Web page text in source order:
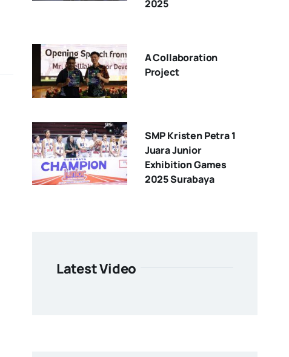
2025
A Collaboration
Project
SMP Kristen Petra 1
Juara Junior
Exhibition Games
2025 Surabaya
Latest Video